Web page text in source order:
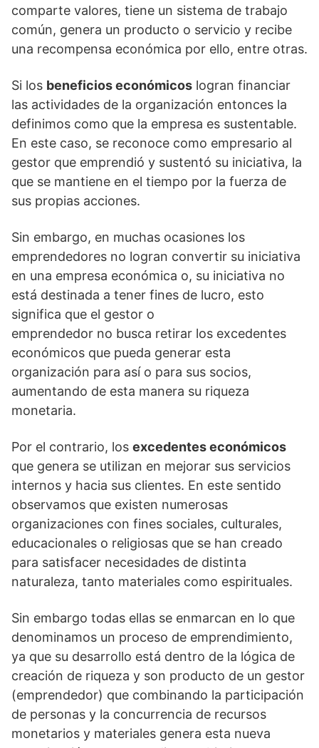
comparte valores, tiene un sistema de trabajo
común, genera un producto o servicio y recibe
una recompensa económica por ello, entre otras.
Si los beneficios económicos logran financiar
las actividades de la organización entonces la
definimos como que la empresa es sustentable.
En este caso, se reconoce como empresario al
gestor que emprendió y sustentó su iniciativa, la
que se mantiene en el tiempo por la fuerza de
sus propias acciones.
Sin embargo, en muchas ocasiones los
emprendedores no logran convertir su iniciativa
en una empresa económica o, su iniciativa no
está destinada a tener fines de lucro, esto
significa que el gestor o
emprendedor no busca retirar los excedentes
económicos que pueda generar esta
organización para así o para sus socios,
aumentando de esta manera su riqueza
monetaria.
Por el contrario, los excedentes económicos
que genera se utilizan en mejorar sus servicios
internos y hacia sus clientes. En este sentido
observamos que existen numerosas
organizaciones con fines sociales, culturales,
educacionales o religiosas que se han creado
para satisfacer necesidades de distinta
naturaleza, tanto materiales como espirituales.
Sin embargo todas ellas se enmarcan en lo que
denominamos un proceso de emprendimiento,
ya que su desarrollo está dentro de la lógica de
creación de riqueza y son producto de un gestor
(emprendedor) que combinando la participación
de personas y la concurrencia de recursos
monetarios y materiales genera esta nueva